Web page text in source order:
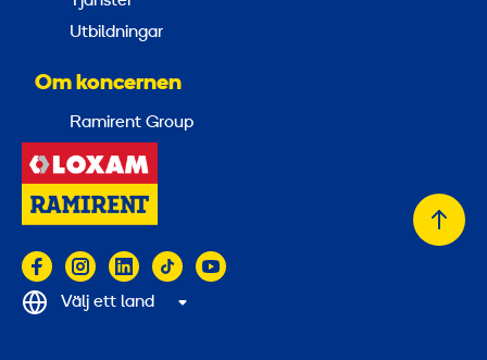
Utbildningar
Om koncernen
Ramirent Group
Välj ett land